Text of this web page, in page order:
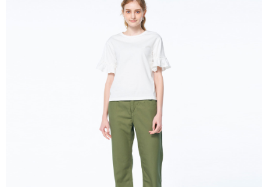
1.分期款項不併入電信帳單，「大哥付你分期」於每月結算日後寄送繳費提
2.透過簡訊連結打開帳單後，可選擇「超商條碼／台灣大直營門市／銀行轉
帳／街口支付／iPASS MONEY」等通路繳費。
1.本服務係由「台灣大哥大股份有限公司」（以下簡稱本公司）所提供，讓
用戶於交易時，得透過本服務購買商品或服務，並由商店將買賣／分期付款
買賣價金債權讓與本公司後，依約使用本公司帳單繳交帳款。
2.基於同意付款使用「大哥付你分期」之契約關係目的，商店將以您的個人
資料（包含姓名、電話或地址）提供予台灣大哥大進項蒐集、處理及利用，
由本公司與您本人進行分期帳單所需資料之確認、核對及更正。
3.完整用戶服務條款，請詳閱以下連結：
https://oppay.tw/userRule
【「AFTEE先享後付」結帳流程】
１．於結帳方式選擇「AFTEE先享後付」後，將跳轉至「AFTEE先享後付」
結帳頁面，進行簡訊認證並確認金額後，即可完成結帳。
２．訂單成立數日內，您將收到繳費通知簡訊。
３．收到繳費通知簡訊後14天內，點擊此簡訊中的連結，可透過四大超商／
ATM／網路銀行／等多元方式進行付款，方視為交易完成。
※ 請注意：結帳手續完成當下不需立刻繳費，但若您需要取消訂單，請聯絡
購買商品的店家。未經商家同意取消之訂單仍視為有效，需透過AFTEE先享
※ 交易是否成功請以「AFTEE先享後付 」之結帳頁面顯示為準，若有關於
是否繳費成功／繳費後需取消欲退款等相關疑問，請聯繫「AFTEE先享後付
https://netprotections.freshdesk.com/support/home
１．透過由恩沛科技股份有限公司提供之「AFTEE先享後付」服務完成之交
易，需依本服務之必要範圍內提供個人資料，並將交易相關給付款項請求債
權轉讓予恩沛科技股份有限公司。
每筆NT$80，滿NT$888(含以上)免運費
每筆NT$80，滿NT$888(含以上)免運費
每筆NT$60，滿NT$3,000(含以上)免運費
每筆NT$60，滿NT$3,000(含以上)免運費
每筆NT$80，滿NT$3,000(含以上)免運費